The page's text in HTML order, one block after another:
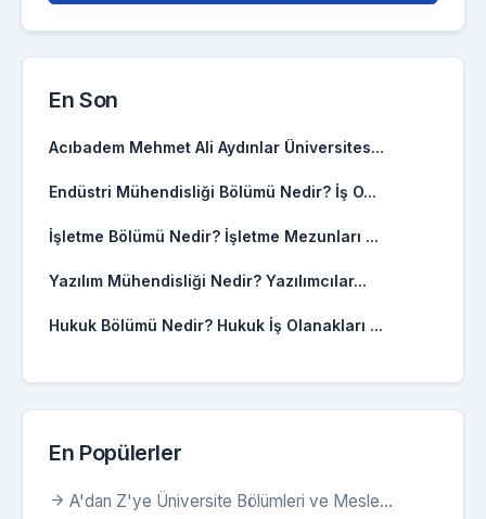
En Son
Acıbadem Mehmet Ali Aydınlar Üniversites...
Endüstri Mühendisliği Bölümü Nedir? İş O...
İşletme Bölümü Nedir? İşletme Mezunları ...
Yazılım Mühendisliği Nedir? Yazılımcılar...
Hukuk Bölümü Nedir? Hukuk İş Olanakları ...
En Popülerler
A'dan Z'ye Üniversite Bölümleri ve Mesle...